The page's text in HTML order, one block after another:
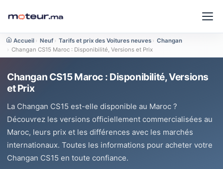
Accueil › Neuf › Tarifs et prix des Voitures neuves › Changan
› Changan CS15 Maroc : Disponibilité, Versions et Prix
Changan CS15 Maroc : Disponibilité, Versions
et Prix
La Changan CS15 est-elle disponible au Maroc ?
Découvrez les versions officiellement commercialisées au
Maroc, leurs prix et les différences avec les marchés
internationaux. Toutes les informations pour acheter votre
Changan CS15 en toute confiance.